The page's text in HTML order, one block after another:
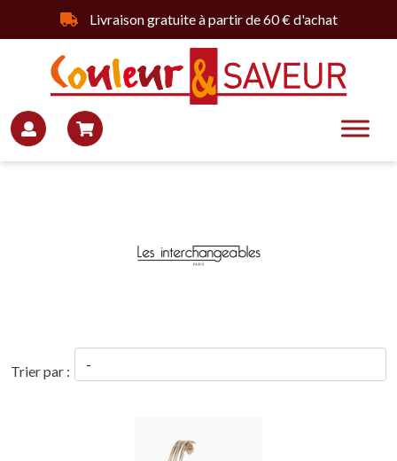
Livraison gratuite à partir de 60 € d'achat
Trier par :